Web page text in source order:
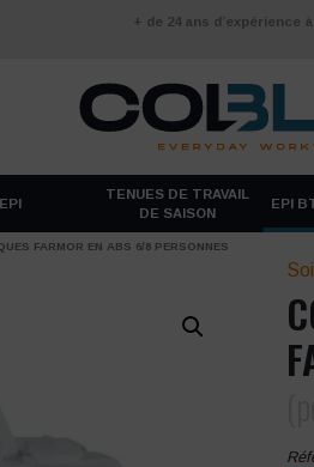
+ de 24 ans d’expérience
EPI
TENUES DE TRAVAIL
DE SAISON
EPI
FARMOR EN ABS 6/8 PERSONNES